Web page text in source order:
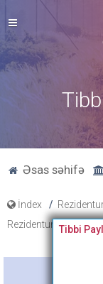
Əsas səhifə
İndex
Rezidentura hazırlıq
Tibbi